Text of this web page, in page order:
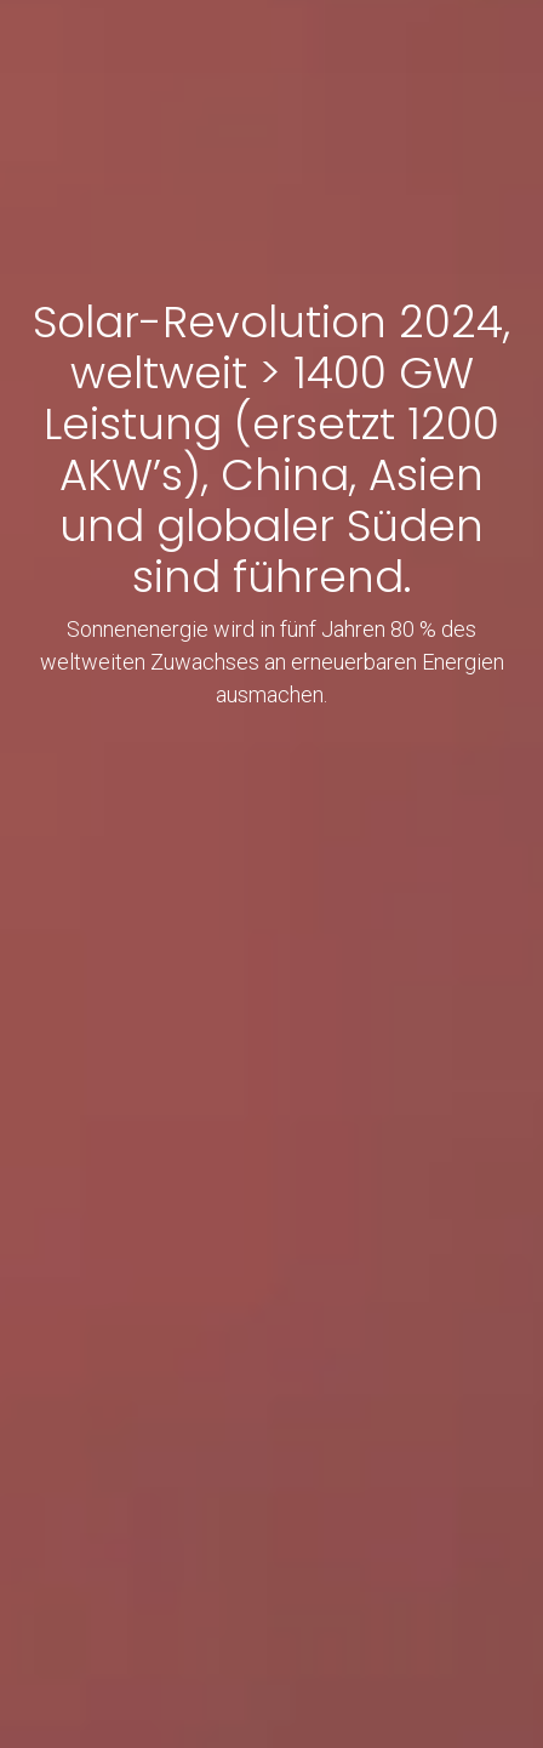
Solar-Revolution 2024,
weltweit > 1400 GW
Leistung (ersetzt 1200
AKW’s), China, Asien
und globaler Süden
sind führend.
Sonnenenergie wird in fünf Jahren 80 % des
weltweiten Zuwachses an erneuerbaren Energien
ausmachen.